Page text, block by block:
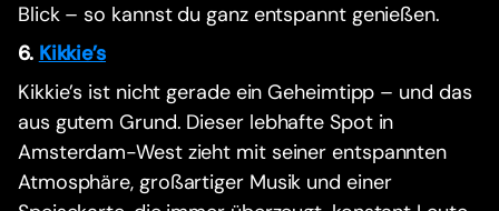
Blick – so kannst du ganz entspannt genießen.
6. Kikkie’s
Kikkie’s ist nicht gerade ein Geheimtipp – und das
aus gutem Grund. Dieser lebhafte Spot in
Amsterdam-West zieht mit seiner entspannten
Atmosphäre, großartiger Musik und einer